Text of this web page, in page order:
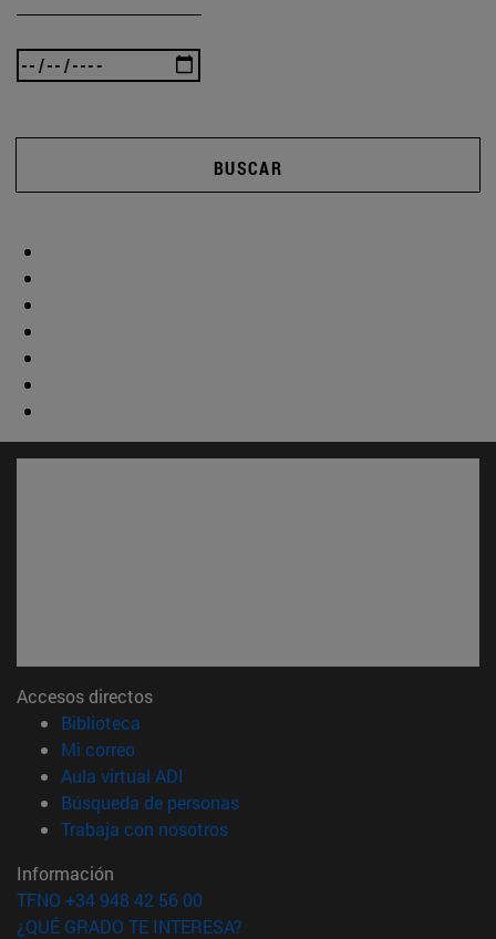
BUSCAR
Accesos directos
Biblioteca
Mi correo(abre en nueva ventana)
Aula virtual ADI
Búsqueda de personas(abre en nueva ventana)
Trabaja con nosotros(abre en nueva ventana)
Información
TFNO +34 948 42 56 00
¿QUÉ GRADO TE INTERESA?